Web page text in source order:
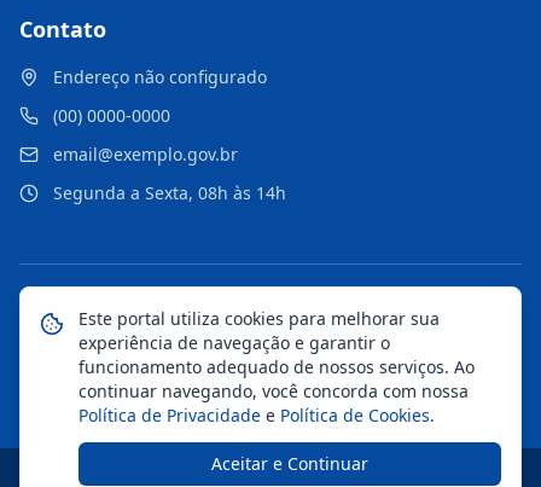
Contato
Endereço não configurado
(00) 0000-0000
email@exemplo.gov.br
Segunda a Sexta, 08h às 14h
© 2026 Portal Municipal. Todos os direitos reservados.
Mapa do Site
Notícias Transparência
Este portal utiliza cookies para melhorar sua
experiência de navegação e garantir o
funcionamento adequado de nossos serviços. Ao
continuar navegando, você concorda com nossa
Política de Privacidade e Política de Cookies.
Aceitar e Continuar